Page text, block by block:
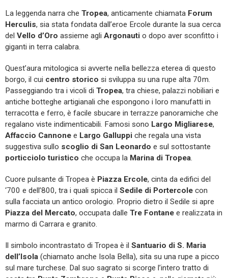
La leggenda narra che Tropea, anticamente chiamata Forum
Herculis, sia stata fondata dall’eroe Ercole durante la sua cerca
del Vello d’Oro assieme agli Argonauti o dopo aver sconfitto i
giganti in terra calabra.
Quest’aura mitologica si avverte nella bellezza eterea di questo
borgo, il cui centro storico si sviluppa su una rupe alta 70m.
Passeggiando tra i vicoli di Tropea, tra chiese, palazzi nobiliari e
antiche botteghe artigianali che espongono i loro manufatti in
terracotta e ferro, è facile sbucare in terrazze panoramiche che
regalano viste indimenticabili. Famosi sono Largo Migliarese,
Affaccio Cannone e Largo Galluppi che regala una vista
suggestiva sullo scoglio di San Leonardo e sul sottostante
porticciolo turistico che occupa la Marina di Tropea
Cuore pulsante di Tropea è Piazza Ercole, cinta da edifici del
‘700 e dell’800, tra i quali spicca il Sedile di Portercole con
sulla facciata un antico orologio. Proprio dietro il Sedile si apre
Piazza del Mercato, occupata dalle Tre Fontane e realizzata in
marmo di Carrara e granito.
Il simbolo incontrastato di Tropea è il Santuario di S. Maria
dell’Isola (chiamato anche Isola Bella), sita su una rupe a picco
sul mare turchese. Dal suo sagrato si scorge l’intero tratto di